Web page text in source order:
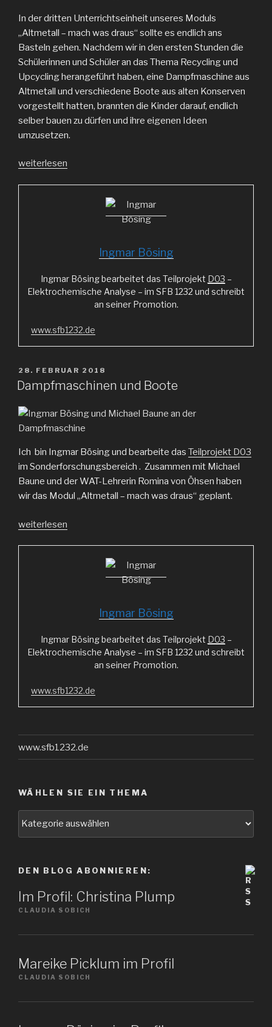
In der dritten Unterrichtseinheit unseres Moduls
„Altmetall – mach was draus“ sollte es endlich ans
Basteln gehen. Nachdem wir in den ersten Stunden die
Schülerinnen und Schüler an das Thema Recycling und
Upcycling herangeführt haben, eine Dampfmaschine aus
Altmetall und verschiedene Boote aus alten Konserven
vorgestellt hatten, brannten die Kinder darauf, endlich
selber bauen zu dürfen und ihre eigenen Ideen
umzusetzen.
„Jetzt
weiterlesen
Ingmar Bösing
Ingmar Bösing bearbeitet das Teilprojekt D03 –
Elektrochemische Analyse – im SFB 1232 und schreibt
an seiner Promotion.
www.sfb1232.de
VERÖFFENTLICHT
AM
28. FEBRUAR 2018
Dampfmaschinen und Boote
Ich bin Ingmar Bösing und bearbeite das Teilprojekt D03
im Sonderforschungsbereich . Zusammen mit Michael
Baune und der WAT-Lehrerin Romina von Öhsen haben
wir das Modul „Altmetall – mach was draus“ geplant.
„Dampfmaschinen
weiterlesen
Ingmar Bösing
Ingmar Bösing bearbeitet das Teilprojekt D03 –
Elektrochemische Analyse – im SFB 1232 und schreibt
an seiner Promotion.
www.sfb1232.de
www.sfb1232.de
WÄHLEN SIE EIN THEMA
DEN BLOG ABONNIEREN:
Im Profil: Christina Plump
CLAUDIA SOBICH
Mareike Picklum im Profil
CLAUDIA SOBICH